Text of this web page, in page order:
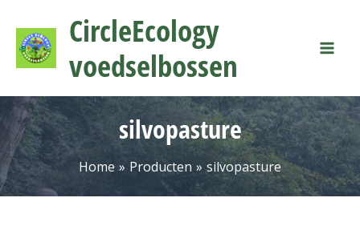
naar
CircleEcology
voedselbossen
silvopasture
Home Producten silvopasture